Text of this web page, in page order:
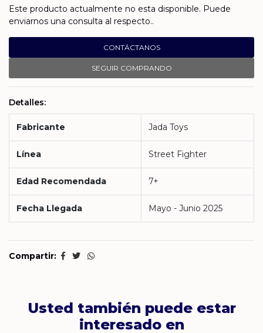
Este producto actualmente no esta disponible. Puede
enviarnos una consulta al respecto..
CONTÁCTANOS
SEGUIR COMPRANDO
Detalles:
Fabricante Jada Toys
Línea Street Fighter
Edad Recomendada 7+
Fecha Llegada Mayo - Junio 2025
Compartir:
Usted también puede estar
interesado en